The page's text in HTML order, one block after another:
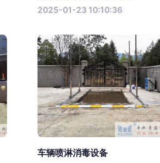
2025-01-23 10:10:36
车辆喷淋消毒设备